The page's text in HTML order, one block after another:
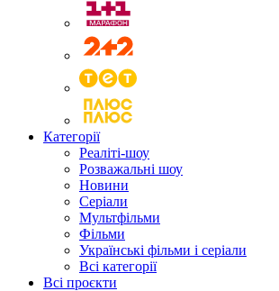
Категорії
Реаліті-шоу
Розважальні шоу
Новини
Серіали
Мультфільми
Фільми
Українські фільми і серіали
Всі категорії
Всі проєкти